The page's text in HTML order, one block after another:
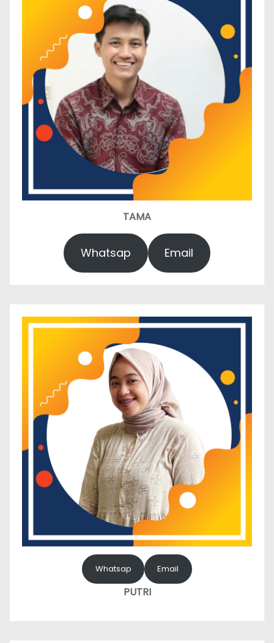
TAMA
Whatsap Email
Whatsap Email
PUTRI